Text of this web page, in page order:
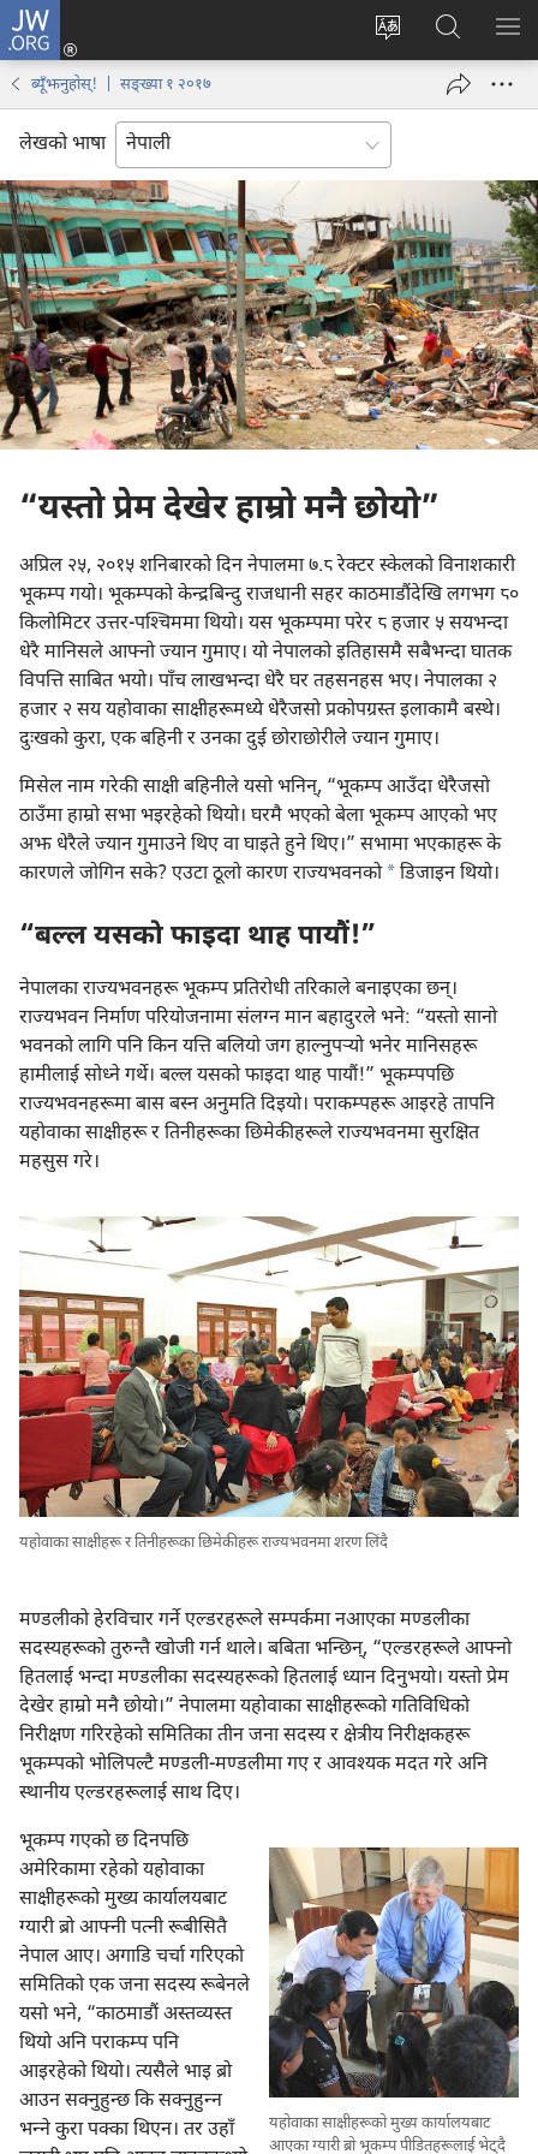
JW.ORG
वेब
परिवर्तन
गर्ने
प्रवेश
(ब्राउजरको
नयाँ
खुल्नेछ)
JW.ORG
मा
खोज्नुहोस्‌
मेनु
ब्यूँझनुहोस्! | सङ्ख्या १ २०१७
लेखको भाषा
“यस्तो प्रेम देखेर हाम्रो मनै छोयो”
अप्रिल २५, २०१५ शनिबारको दिन नेपालमा ७.८ रेक्टर स्केलको विनाशकारी
भूकम्प गयो। भूकम्पको केन्द्रबिन्दु राजधानी सहर काठमाडौंदेखि लगभग ८०
किलोमिटर उत्तर-पश्‍चिममा थियो। यस भूकम्पमा परेर ८ हजार ५ सयभन्दा
धेरै मानिसले आफ्नो ज्यान गुमाए। यो नेपालको इतिहासमै सबैभन्दा घातक
विपत्ति साबित भयो। पाँच लाखभन्दा धेरै घर तहसनहस भए। नेपालका २
हजार २ सय यहोवाका साक्षीहरूमध्ये धेरैजसो प्रकोपग्रस्त इलाकामै बस्थे।
दुःखको कुरा, एक बहिनी र उनका दुई छोराछोरीले ज्यान गुमाए।
मिसेल नाम गरेकी साक्षी बहिनीले यसो भनिन्‌, “भूकम्प आउँदा धेरैजसो
ठाउँमा हाम्रो सभा भइरहेको थियो। घरमै भएको बेला भूकम्प आएको भए
अझ धेरैले ज्यान गुमाउने थिए वा घाइते हुने थिए।” सभामा भएकाहरू के
कारणले जोगिन सके? एउटा ठूलो कारण राज्यभवनको aडिजाइन थियो।
“बल्ल यसको फाइदा थाह पायौं!”
नेपालका राज्यभवनहरू भूकम्प प्रतिरोधी तरिकाले बनाइएका छन्‌।
राज्यभवन निर्माण परियोजनामा संलग्न मान बहादुरले भने: “यस्तो सानो
भवनको लागि पनि किन यत्ति बलियो जग हाल्नुपऱ्‍यो भनेर मानिसहरू
हामीलाई सोध्ने गर्थे। बल्ल यसको फाइदा थाह पायौं!” भूकम्पपछि
राज्यभवनहरूमा बास बस्न अनुमति दिइयो। पराकम्पहरू आइरहे तापनि
यहोवाका साक्षीहरू र तिनीहरूका छिमेकीहरूले राज्यभवनमा सुरक्षित
महसुस गरे।
यहोवाका साक्षीहरू र तिनीहरूका छिमेकीहरू राज्यभवनमा शरण लिंदै
मण्डलीको हेरविचार गर्ने एल्डरहरूले सम्पर्कमा नआएका मण्डलीका
सदस्यहरूको तुरुन्तै खोजी गर्न थाले। बबिता भन्छिन्‌, “एल्डरहरूले आफ्नो
हितलाई भन्दा मण्डलीका सदस्यहरूको हितलाई ध्यान दिनुभयो। यस्तो प्रेम
देखेर हाम्रो मनै छोयो।” नेपालमा यहोवाका साक्षीहरूको गतिविधिको
निरीक्षण गरिरहेको समितिका तीन जना सदस्य र क्षेत्रीय निरीक्षकहरू
भूकम्पको भोलिपल्टै मण्डली-मण्डलीमा गए र आवश्‍यक मदत गरे अनि
स्थानीय एल्डरहरूलाई साथ दिए।
यहोवाका साक्षीहरूको मुख्य कार्यालयबाट
आएका ग्यारी ब्रो भूकम्प पीडितहरूलाई भेट्‌दै
भूकम्प गएको छ दिनपछि
अमेरिकामा रहेको यहोवाका
साक्षीहरूको मुख्य कार्यालयबाट
ग्यारी ब्रो आफ्नी पत्नी रूबीसितै
नेपाल आए। अगाडि चर्चा गरिएको
समितिको एक जना सदस्य रूबेनले
यसो भने, “काठमाडौं अस्तव्यस्त
थियो अनि पराकम्प पनि
आइरहेको थियो। त्यसैले भाइ ब्रो
आउन सक्नुहुन्छ कि सक्नुहुन्‍न
भन्‍ने कुरा पक्का थिएन। तर उहाँ